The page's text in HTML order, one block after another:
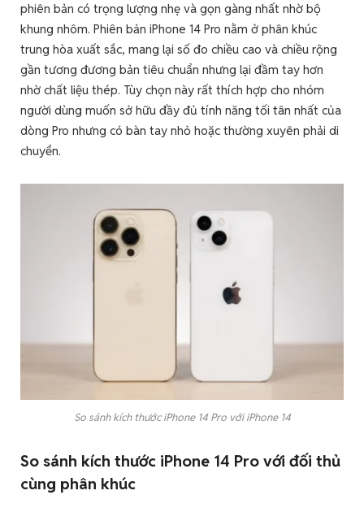
phiên bản có trọng lượng nhẹ và gọn gàng nhất nhờ bộ
khung nhôm. Phiên bản iPhone 14 Pro nằm ở phân khúc
trung hòa xuất sắc, mang lại số đo chiều cao và chiều rộng
gần tương đương bản tiêu chuẩn nhưng lại đầm tay hơn
nhờ chất liệu thép. Tùy chọn này rất thích hợp cho nhóm
người dùng muốn sở hữu đầy đủ tính năng tối tân nhất của
dòng Pro nhưng có bàn tay nhỏ hoặc thường xuyên phải di
chuyển.
So sánh kích thước iPhone 14 Pro với iPhone 14
So sánh kích thước iPhone 14 Pro với đối thủ
cùng phân khúc